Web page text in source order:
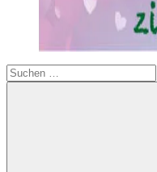
Suchen
nach: